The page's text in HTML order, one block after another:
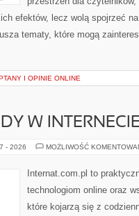
efektów, lecz wolą spojrzeć
tematy, które mogą
I OPINIE ONLINE
W
- 2026 MOŻLIWOŚĆ
Internat.com.pl to
technologiom online oraz
które kojarzą się z